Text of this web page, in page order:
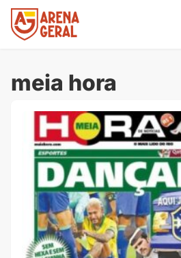
meia hora